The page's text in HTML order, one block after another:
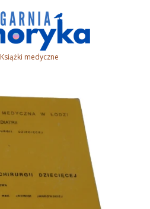
Książki medyczne